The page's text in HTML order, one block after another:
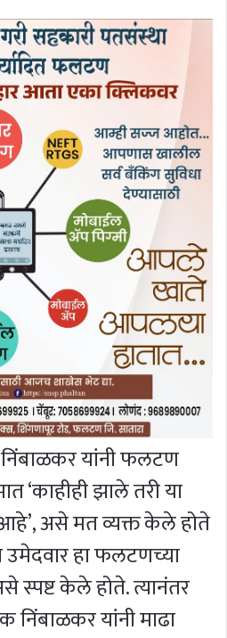
निंबाळकर यांनी फलटण
‘काहीही झाले तरी या
आहे’, असे मत व्यक्त केले होते
हा फलटणच्या
स्पष्ट केले होते. त्यानंतर
निंबाळकर यांनी माढा